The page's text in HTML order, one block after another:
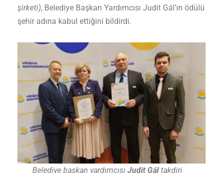
şirketi), Belediye Başkan Yardımcısı Judit Gál’ın ödülü
şehir adına kabul ettiğini bildirdi.
Belediye başkan yardımcısıJudit Gáltakdiri